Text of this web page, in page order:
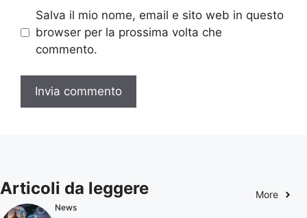
Salva il mio nome, email e sito web in questo
browser per la prossima volta che
commento.
Articoli da leggere More
News